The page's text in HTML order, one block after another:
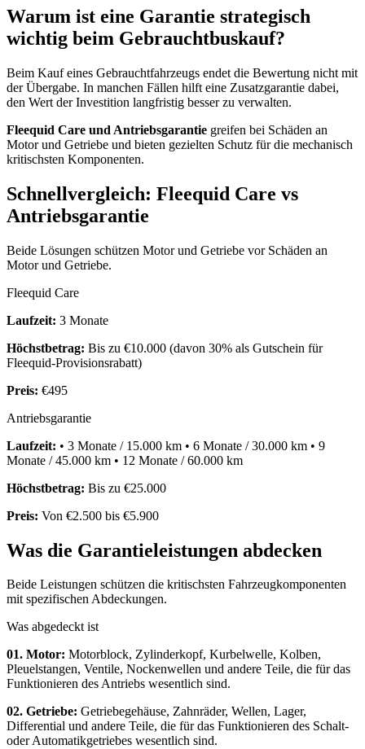
Warum ist eine Garantie strategisch
wichtig beim Gebrauchtbuskauf?
Beim Kauf eines Gebrauchtfahrzeugs endet die Bewertung nicht mit
der Übergabe. In manchen Fällen hilft eine Zusatzgarantie dabei,
den Wert der Investition langfristig besser zu verwalten.
Fleequid Care und Antriebsgarantie greifen bei Schäden an
Motor und Getriebe und bieten gezielten Schutz für die mechanisch
kritischsten Komponenten.
Schnellvergleich: Fleequid Care vs
Antriebsgarantie
Beide Lösungen schützen Motor und Getriebe vor Schäden an
Motor und Getriebe.
Fleequid Care
Laufzeit: 3 Monate
Höchstbetrag: Bis zu €10.000 (davon 30% als Gutschein für
Fleequid-Provisionsrabatt)
Preis: €495
Antriebsgarantie
Laufzeit: • 3 Monate / 15.000 km • 6 Monate / 30.000 km • 9
Monate / 45.000 km • 12 Monate / 60.000 km
Höchstbetrag: Bis zu €25.000
Preis: Von €2.500 bis €5.900
Was die Garantieleistungen abdecken
Beide Leistungen schützen die kritischsten Fahrzeugkomponenten
mit spezifischen Abdeckungen.
Was abgedeckt ist
01. Motor: Motorblock, Zylinderkopf, Kurbelwelle, Kolben,
Pleuelstangen, Ventile, Nockenwellen und andere Teile, die für das
Funktionieren des Antriebs wesentlich sind.
02. Getriebe: Getriebegehäuse, Zahnräder, Wellen, Lager,
Differential und andere Teile, die für das Funktionieren des Schalt-
oder Automatikgetriebes wesentlich sind.